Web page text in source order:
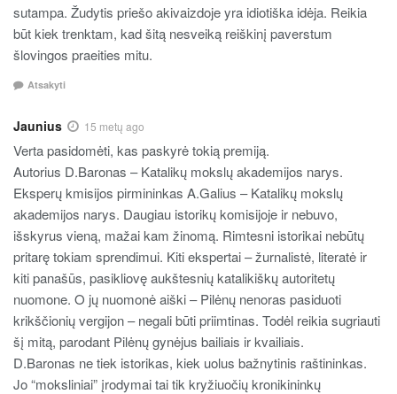
sutampa. Žudytis priešo akivaizdoje yra idiotiška idėja. Reikia
būt kiek trenktam, kad šitą nesveiką reiškinį paverstum
šlovingos praeities mitu.
Atsakyti
Jaunius 15 metų ago
Verta pasidomėti, kas paskyrė tokią premiją.
Autorius D.Baronas – Katalikų mokslų akademijos narys.
Eksperų kmisijos pirmininkas A.Galius – Katalikų mokslų
akademijos narys. Daugiau istorikų komisijoje ir nebuvo,
išskyrus vieną, mažai kam žinomą. Rimtesni istorikai nebūtų
pritarę tokiam sprendimui. Kiti ekspertai – žurnalistė, literatė ir
kiti panašūs, pasikliovę aukštesnių katalikiškų autoritetų
nuomone. O jų nuomonė aiški – Pilėnų nenoras pasiduoti
krikščionių vergijon – negali būti priimtinas. Todėl reikia sugriauti
šį mitą, parodant Pilėnų gynėjus bailiais ir kvailiais.
D.Baronas ne tiek istorikas, kiek uolus bažnytinis raštininkas.
Jo “moksliniai” įrodymai tai tik kryžiuočių kronikininkų